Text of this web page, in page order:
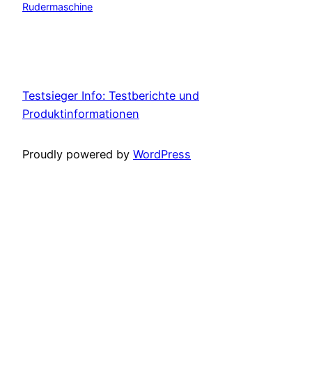
Rudermaschine
Testsieger Info: Testberichte und
Produktinformationen
Proudly powered by WordPress